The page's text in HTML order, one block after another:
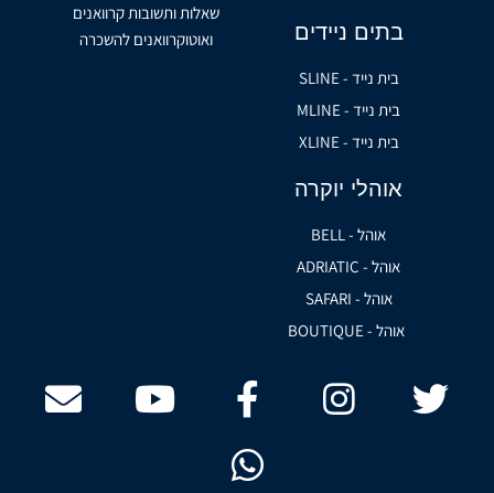
בתים ניידים
בית נייד - SLINE
בית נייד - MLINE
בית נייד - XLINE
אוהלי יוקרה
אוהל - BELL
אוהל - ADRIATIC
אוהל - SAFARI
אוהל - BOUTIQUE
שאלות ותשובות קרוואנים
ואוטוקרוואנים להשכרה